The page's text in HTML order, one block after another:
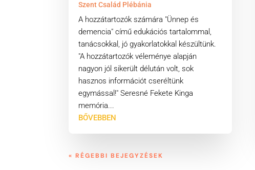
Szent Család Plébánia
A hozzátartozók számára "Ünnep és
demencia" című edukációs tartalommal,
tanácsokkal, jó gyakorlatokkal készültünk.
"A hozzátartozók véleménye alapján
nagyon jól sikerült délután volt, sok
hasznos információt cseréltünk
egymással!" Seresné Fekete Kinga
memória...
BŐVEBBEN
« RÉGEBBI BEJEGYZÉSEK